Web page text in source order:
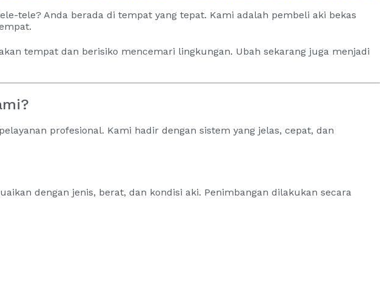
tele? Anda berada di tempat yang tepat. Kami adalah pembeli aki bekas
tempat dan berisiko mencemari lingkungan. Ubah sekarang juga menjadi
profesional. Kami hadir dengan sistem yang jelas, cepat, dan
dengan jenis, berat, dan kondisi aki. Penimbangan dilakukan secara